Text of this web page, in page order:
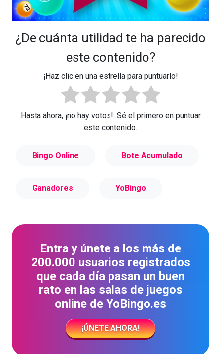
¿De cuánta utilidad te ha parecido
este contenido?
¡Haz clic en una estrella para puntuarlo!
Hasta ahora, ¡no hay votos!. Sé el primero en puntuar
este contenido.
Bingo Online Bote Acumulado
Ganadores YoBingo
Entra y únete a los más de
200.000 usuarios registrados
que cada día pasan un buen
rato en las salas de juegos
online de YoBingo.es
¡ÚNETE AHORA!